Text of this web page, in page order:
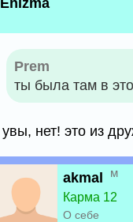
Enizma
Prem
ты была там в
увы, нет! это из
akmal
м
Карма 12
О себе